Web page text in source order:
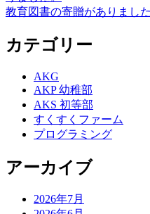
教育図書の寄贈がありまし
カテゴリー
AKG
AKP 幼稚部
AKS 初等部
すくすくファーム
プログラミング
アーカイブ
2026年7月